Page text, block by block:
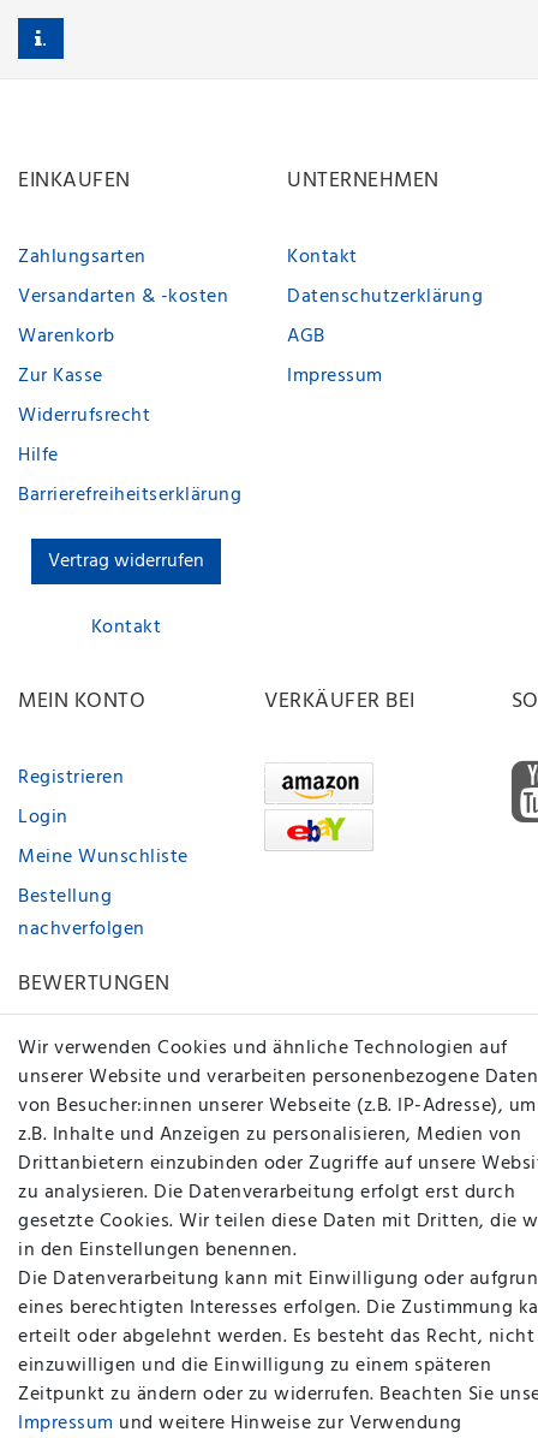
EINKAUFEN
Zahlungsarten
Versandarten & -kosten
Warenkorb
Zur Kasse
Widerrufsrecht
Hilfe
Barrierefreiheitserklärung
Vertrag widerrufen
Kontakt
UNTERNEHMEN
Kontakt
Datenschutzerklärung
AGB
Impressum
MEIN KONTO
Registrieren
Login
Meine Wunschliste
Bestellung
nachverfolgen
VERKÄUFER BEI
BEWERTUNGEN
Wir verwenden Cookies und ähnliche Technologien auf
unserer Website und verarbeiten personenbezogene Daten
von Besucher:innen unserer Webseite (z.B. IP-Adresse), um
z.B. Inhalte und Anzeigen zu personalisieren, Medien von
Drittanbietern einzubinden oder Zugriffe auf unsere
zu analysieren. Die Datenverarbeitung erfolgt erst durch
gesetzte Cookies. Wir teilen diese Daten mit Dritten, die
in den Einstellungen benennen.
Die Datenverarbeitung kann mit Einwilligung oder
eines berechtigten Interesses erfolgen. Die Zustimmung
erteilt oder abgelehnt werden. Es besteht das Recht, nicht
einzuwilligen und die Einwilligung zu einem späteren
Zeitpunkt zu ändern oder zu widerrufen. Beachten Sie
Impressum und weitere Hinweise zur Verwendung